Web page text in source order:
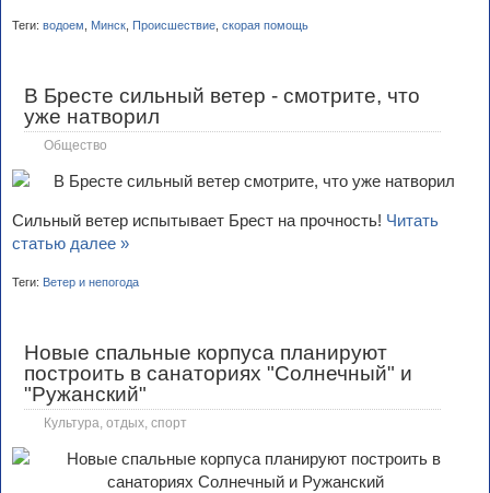
Теги: водоем Минск Происшествие скорая помощь
В Бресте сильный ветер - смотрите, что
уже натворил
Общество
Сильный ветер испытывает Брест на прочность! Читать
статью далее »
Теги: Ветер и непогода
Новые спальные корпуса планируют
построить в санаториях "Солнечный" и
"Ружанский"
Культура, отдых, спорт